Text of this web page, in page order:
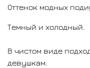
Оттенок модных
Темный и холодный.
В чистом виде
девушкам.